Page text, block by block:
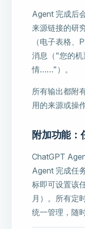
Agent 完成后
来源链接的研
（电子表格
消息（"您的
情……"）。
所有输出都附
用的来源或操
附加功能：
ChatGPT
Agent 完成任
标即可设置该
月）。所有定
统一管理，随